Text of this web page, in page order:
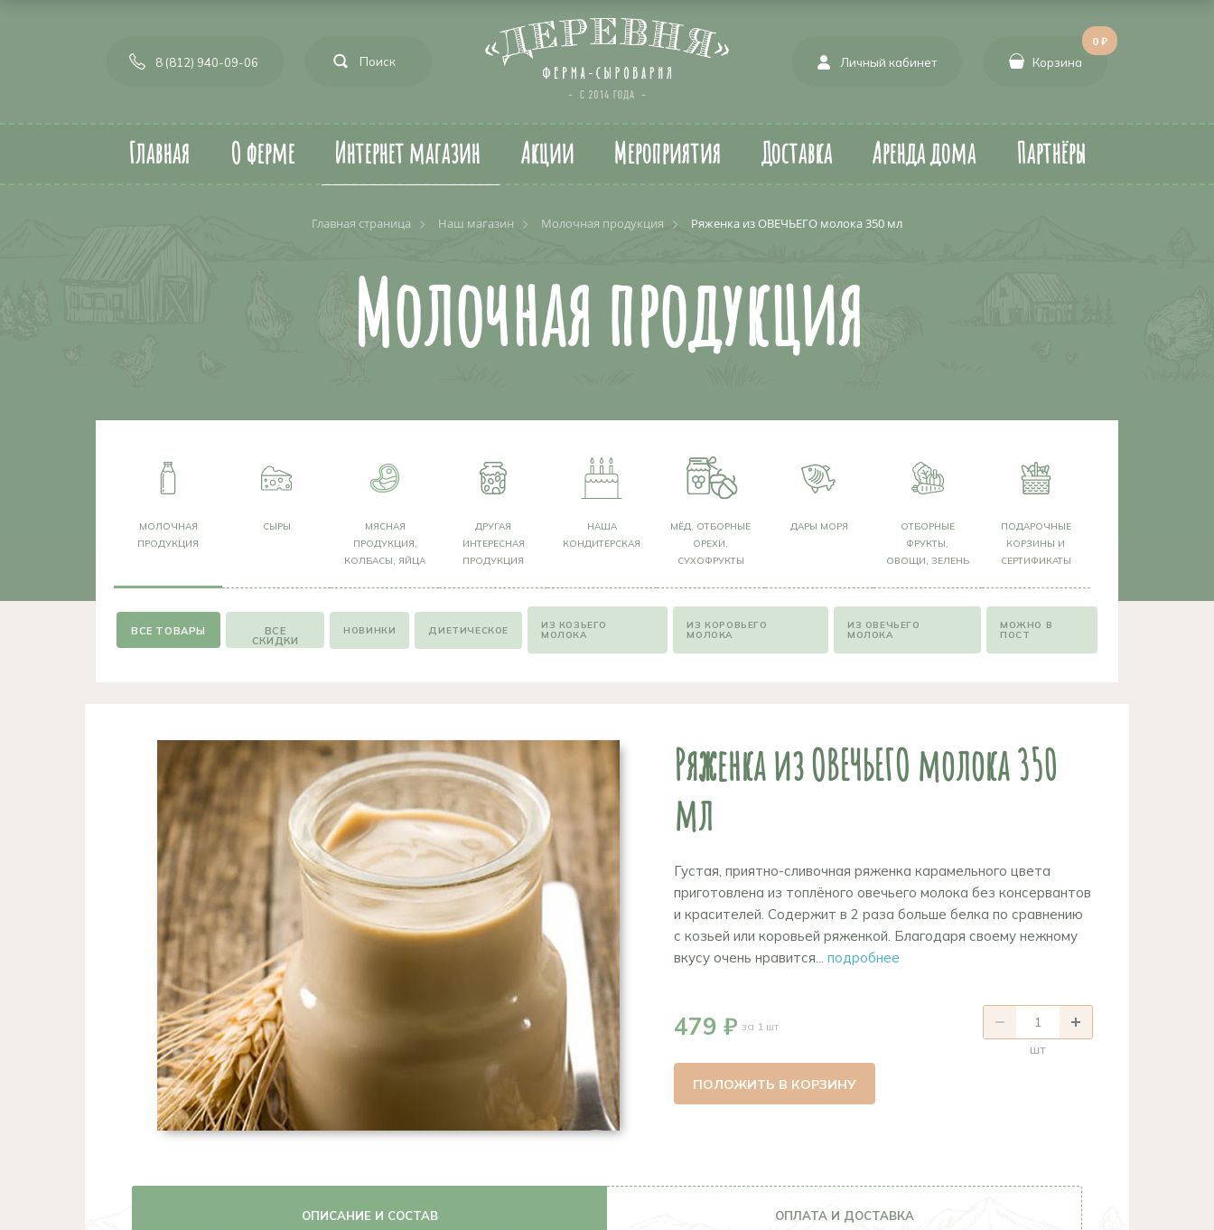
8 (812) 940-09-06 Личный кабинет
0 ₽
Корзина
Главная О ферме Интернет магазин Акции Мероприятия Доставка Аренда дома Партнёры
Главная страница Наш магазин Молочная продукция Ряженка из ОВЕЧЬЕГО молока 350 мл
Молочная продукция
МОЛОЧНАЯ
ПРОДУКЦИЯ
СЫРЫ
МЯСНАЯ
ПРОДУКЦИЯ,
КОЛБАСЫ, ЯЙЦА
ДРУГАЯ
ИНТЕРЕСНАЯ
ПРОДУКЦИЯ
НАША
КОНДИТЕРСКАЯ
МЁД, ОТБОРНЫЕ
ОРЕХИ,
СУХОФРУКТЫ
ДАРЫ МОРЯ
ОТБОРНЫЕ
ФРУКТЫ,
ОВОЩИ, ЗЕЛЕНЬ
ПОДАРОЧНЫЕ
КОРЗИНЫ И
СЕРТИФИКАТЫ
ВСЕ
СКИДКИ
НОВИНКИ ДИЕТИЧЕСКОЕ
ИЗ КОЗЬЕГО
МОЛОКА
ИЗ КОРОВЬЕГО
МОЛОКА
ИЗ ОВЕЧЬЕГО
МОЛОКА
МОЖНО В
ПОСТ
Ряженка из ОВЕЧЬЕГО молока 350
мл
Густая, приятно-сливочная ряженка карамельного цвета
приготовлена из топлёного овечьего молока без консервантов
и красителей. Содержит в 2 раза больше белка по сравнению
с козьей или коровьей ряженкой. Благодаря своему нежному
вкусу очень нравится... подробнее
479 ₽ за 1 шт
шт
ПОЛОЖИТЬ В КОРЗИНУ
ОПИСАНИЕ И СОСТАВ ОПЛАТА И ДОСТАВКА